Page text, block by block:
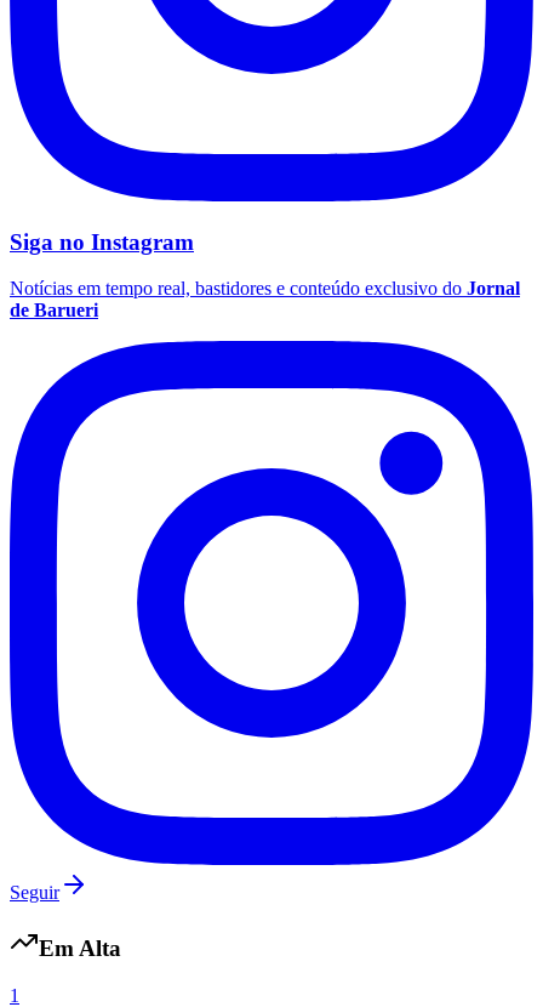
Santos
Flamengo
Siga no Instagram
Notícias em tempo real, bastidores e conteúdo exclusivo do Jornal
de Barueri
Seguir
Em Alta
1